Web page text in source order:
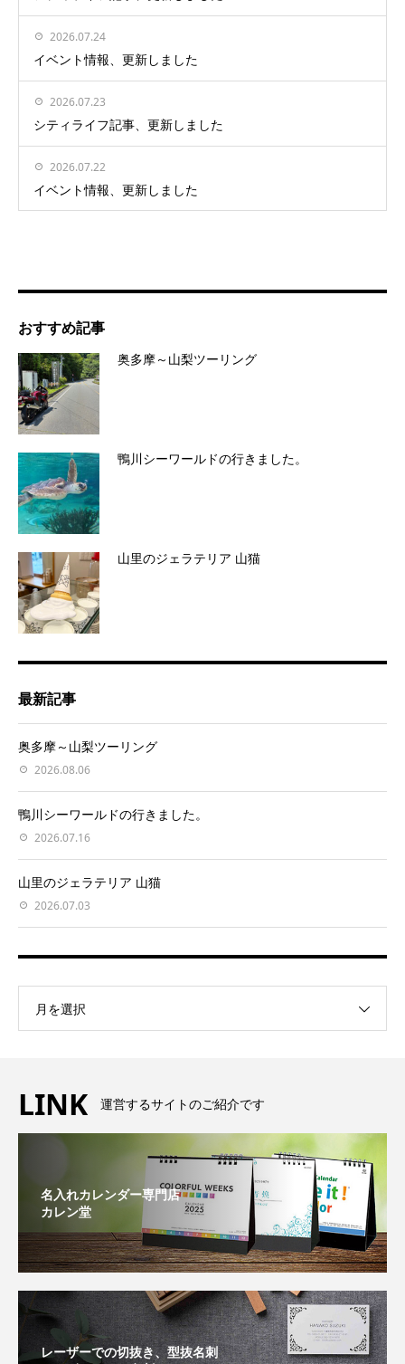
2026.07.24
イベント情報、更新しました
2026.07.23
シティライフ記事、更新しました
2026.07.22
イベント情報、更新しました
おすすめ記事
奥多摩～山梨ツーリング
鴨川シーワールドの行きました。
山里のジェラテリア 山猫
最新記事
奥多摩～山梨ツーリング
2026.08.06
鴨川シーワールドの行きました。
2026.07.16
山里のジェラテリア 山猫
2026.07.03
月を選択
LINK 運営するサイトのご紹介です
名入れカレンダー専門店
カレン堂
レーザーでの切抜き、型抜名刺